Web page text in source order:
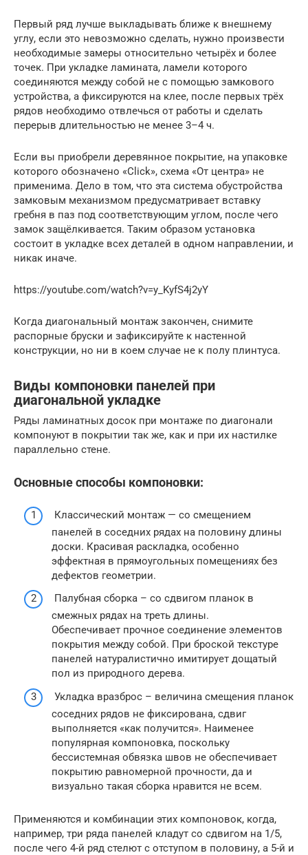
Первый ряд лучше выкладывать ближе к внешнему
углу, если это невозможно сделать, нужно произвести
необходимые замеры относительно четырёх и более
точек. При укладке ламината, ламели которого
соединяются между собой не с помощью замкового
устройства, а фиксируются на клее, после первых трёх
рядов необходимо отвлечься от работы и сделать
перерыв длительностью не менее 3–4 ч.
Если вы приобрели деревянное покрытие, на упаковке
которого обозначено «Click», схема «От центра» не
применима. Дело в том, что эта система обустройства
замковым механизмом предусматривает вставку
гребня в паз под соответствующим углом, после чего
замок защёлкивается. Таким образом установка
состоит в укладке всех деталей в одном направлении, и
никак иначе.
https://youtube.com/watch?v=y_KyfS4j2yY
Когда диагональный монтаж закончен, снимите
распорные бруски и зафиксируйте к настенной
конструкции, но ни в коем случае не к полу плинтуса.
Виды компоновки панелей при
диагональной укладке
Ряды ламинатных досок при монтаже по диагонали
компонуют в покрытии так же, как и при их настилке
параллельно стене.
Основные способы компоновки:
Классический монтаж — со смещением
панелей в соседних рядах на половину длины
доски. Красивая раскладка, особенно
эффектная в прямоугольных помещениях без
дефектов геометрии.
Палубная сборка – со сдвигом планок в
смежных рядах на треть длины.
Обеспечивает прочное соединение элементов
покрытия между собой. При броской текстуре
панелей натуралистично имитирует дощатый
пол из природного дерева.
Укладка вразброс – величина смещения планок
соседних рядов не фиксирована, сдвиг
выполняется «как получится». Наименее
популярная компоновка, поскольку
бессистемная обвязка швов не обеспечивает
покрытию равномерной прочности, да и
визуально такая сборка нравится не всем.
Применяются и комбинации этих компоновок, когда,
например, три ряда панелей кладут со сдвигом на 1/5,
после чего 4-й ряд стелют с отступом в половину, а 5-й и